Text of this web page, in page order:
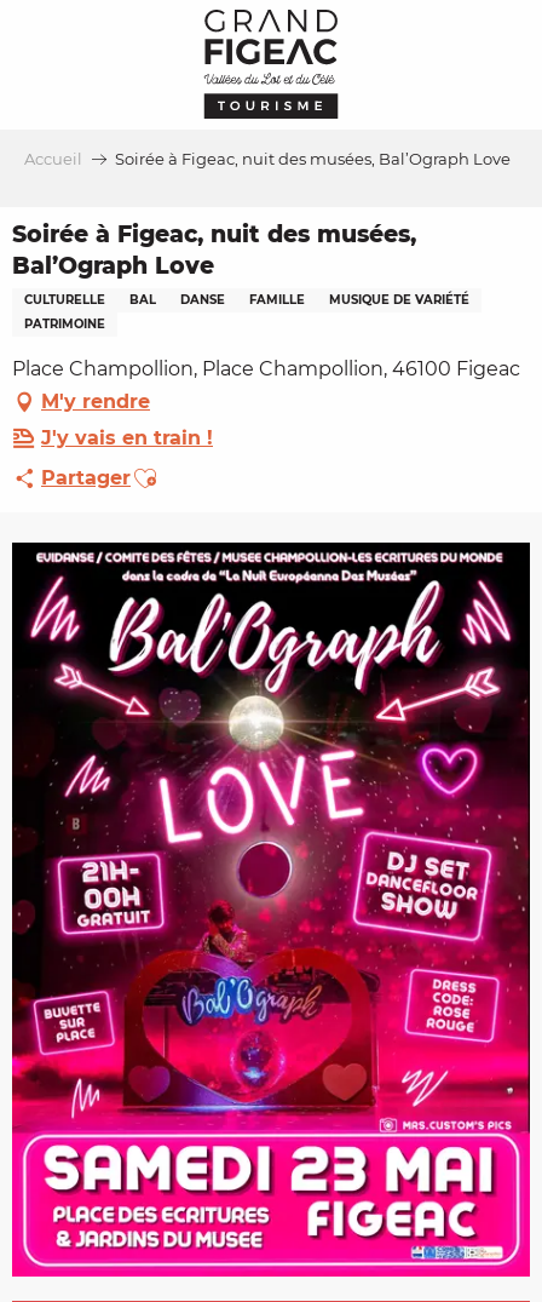
Accueil Soirée à Figeac, nuit des musées, Bal’Ograph Love
Soirée à Figeac, nuit des musées,
Bal’Ograph Love
CULTURELLE BAL DANSE FAMILLE
MUSIQUE DE VARIÉTÉ
PATRIMOINE
Place Champollion, Place Champollion, 46100 Figeac
M'y rendre
J'y vais en train !
PartagerAjouter aux favoris